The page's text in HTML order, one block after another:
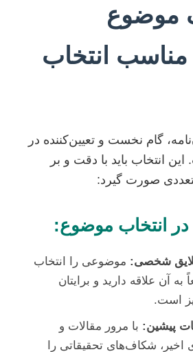
موضوع
مناسب انتخاب
گام نخست و تعیین‌کننده در
انتخاب باید با دقت و بر
صورت گیرد:
در انتخاب موضوع:
شخصی: موضوعی را انتخاب
به آن علاقه دارید و برایتان
است.
پیشین: با مرور مقالات و
اخیر، شکاف‌های تحقیقاتی را